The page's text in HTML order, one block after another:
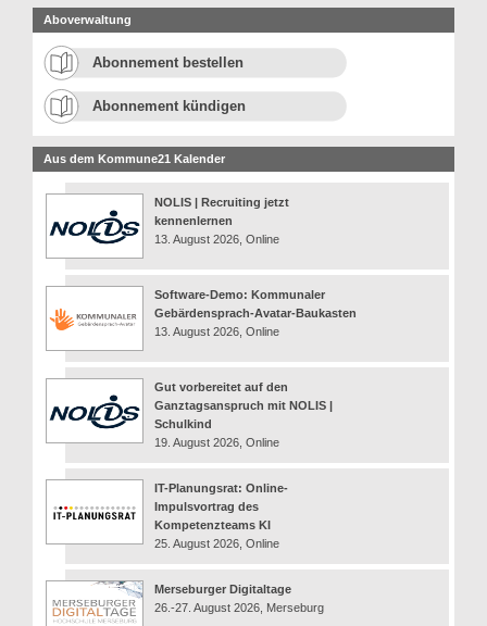
Aboverwaltung
Abonnement bestellen
Abonnement kündigen
Aus dem Kommune21 Kalender
NOLIS | Recruiting jetzt
kennenlernen
13. August 2026, Online
Software-Demo: Kommunaler
Gebärdensprach-Avatar-Baukasten
13. August 2026, Online
Gut vorbereitet auf den
Ganztagsanspruch mit NOLIS |
Schulkind
19. August 2026, Online
IT-Planungsrat: Online-
Impulsvortrag des
Kompetenzteams KI
25. August 2026, Online
Merseburger Digitaltage
26.-27. August 2026, Merseburg